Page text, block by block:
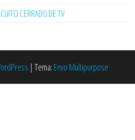
CERRADO DE TV
| Tema: Envo Multipurpose